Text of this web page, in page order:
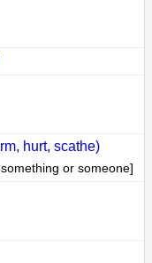
hurt, scathe)
or someone]